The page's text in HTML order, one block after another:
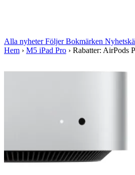
Alla nyheterFöljerBokmärken
Hem › M5 iPad Pro › Rabatter: AirPods